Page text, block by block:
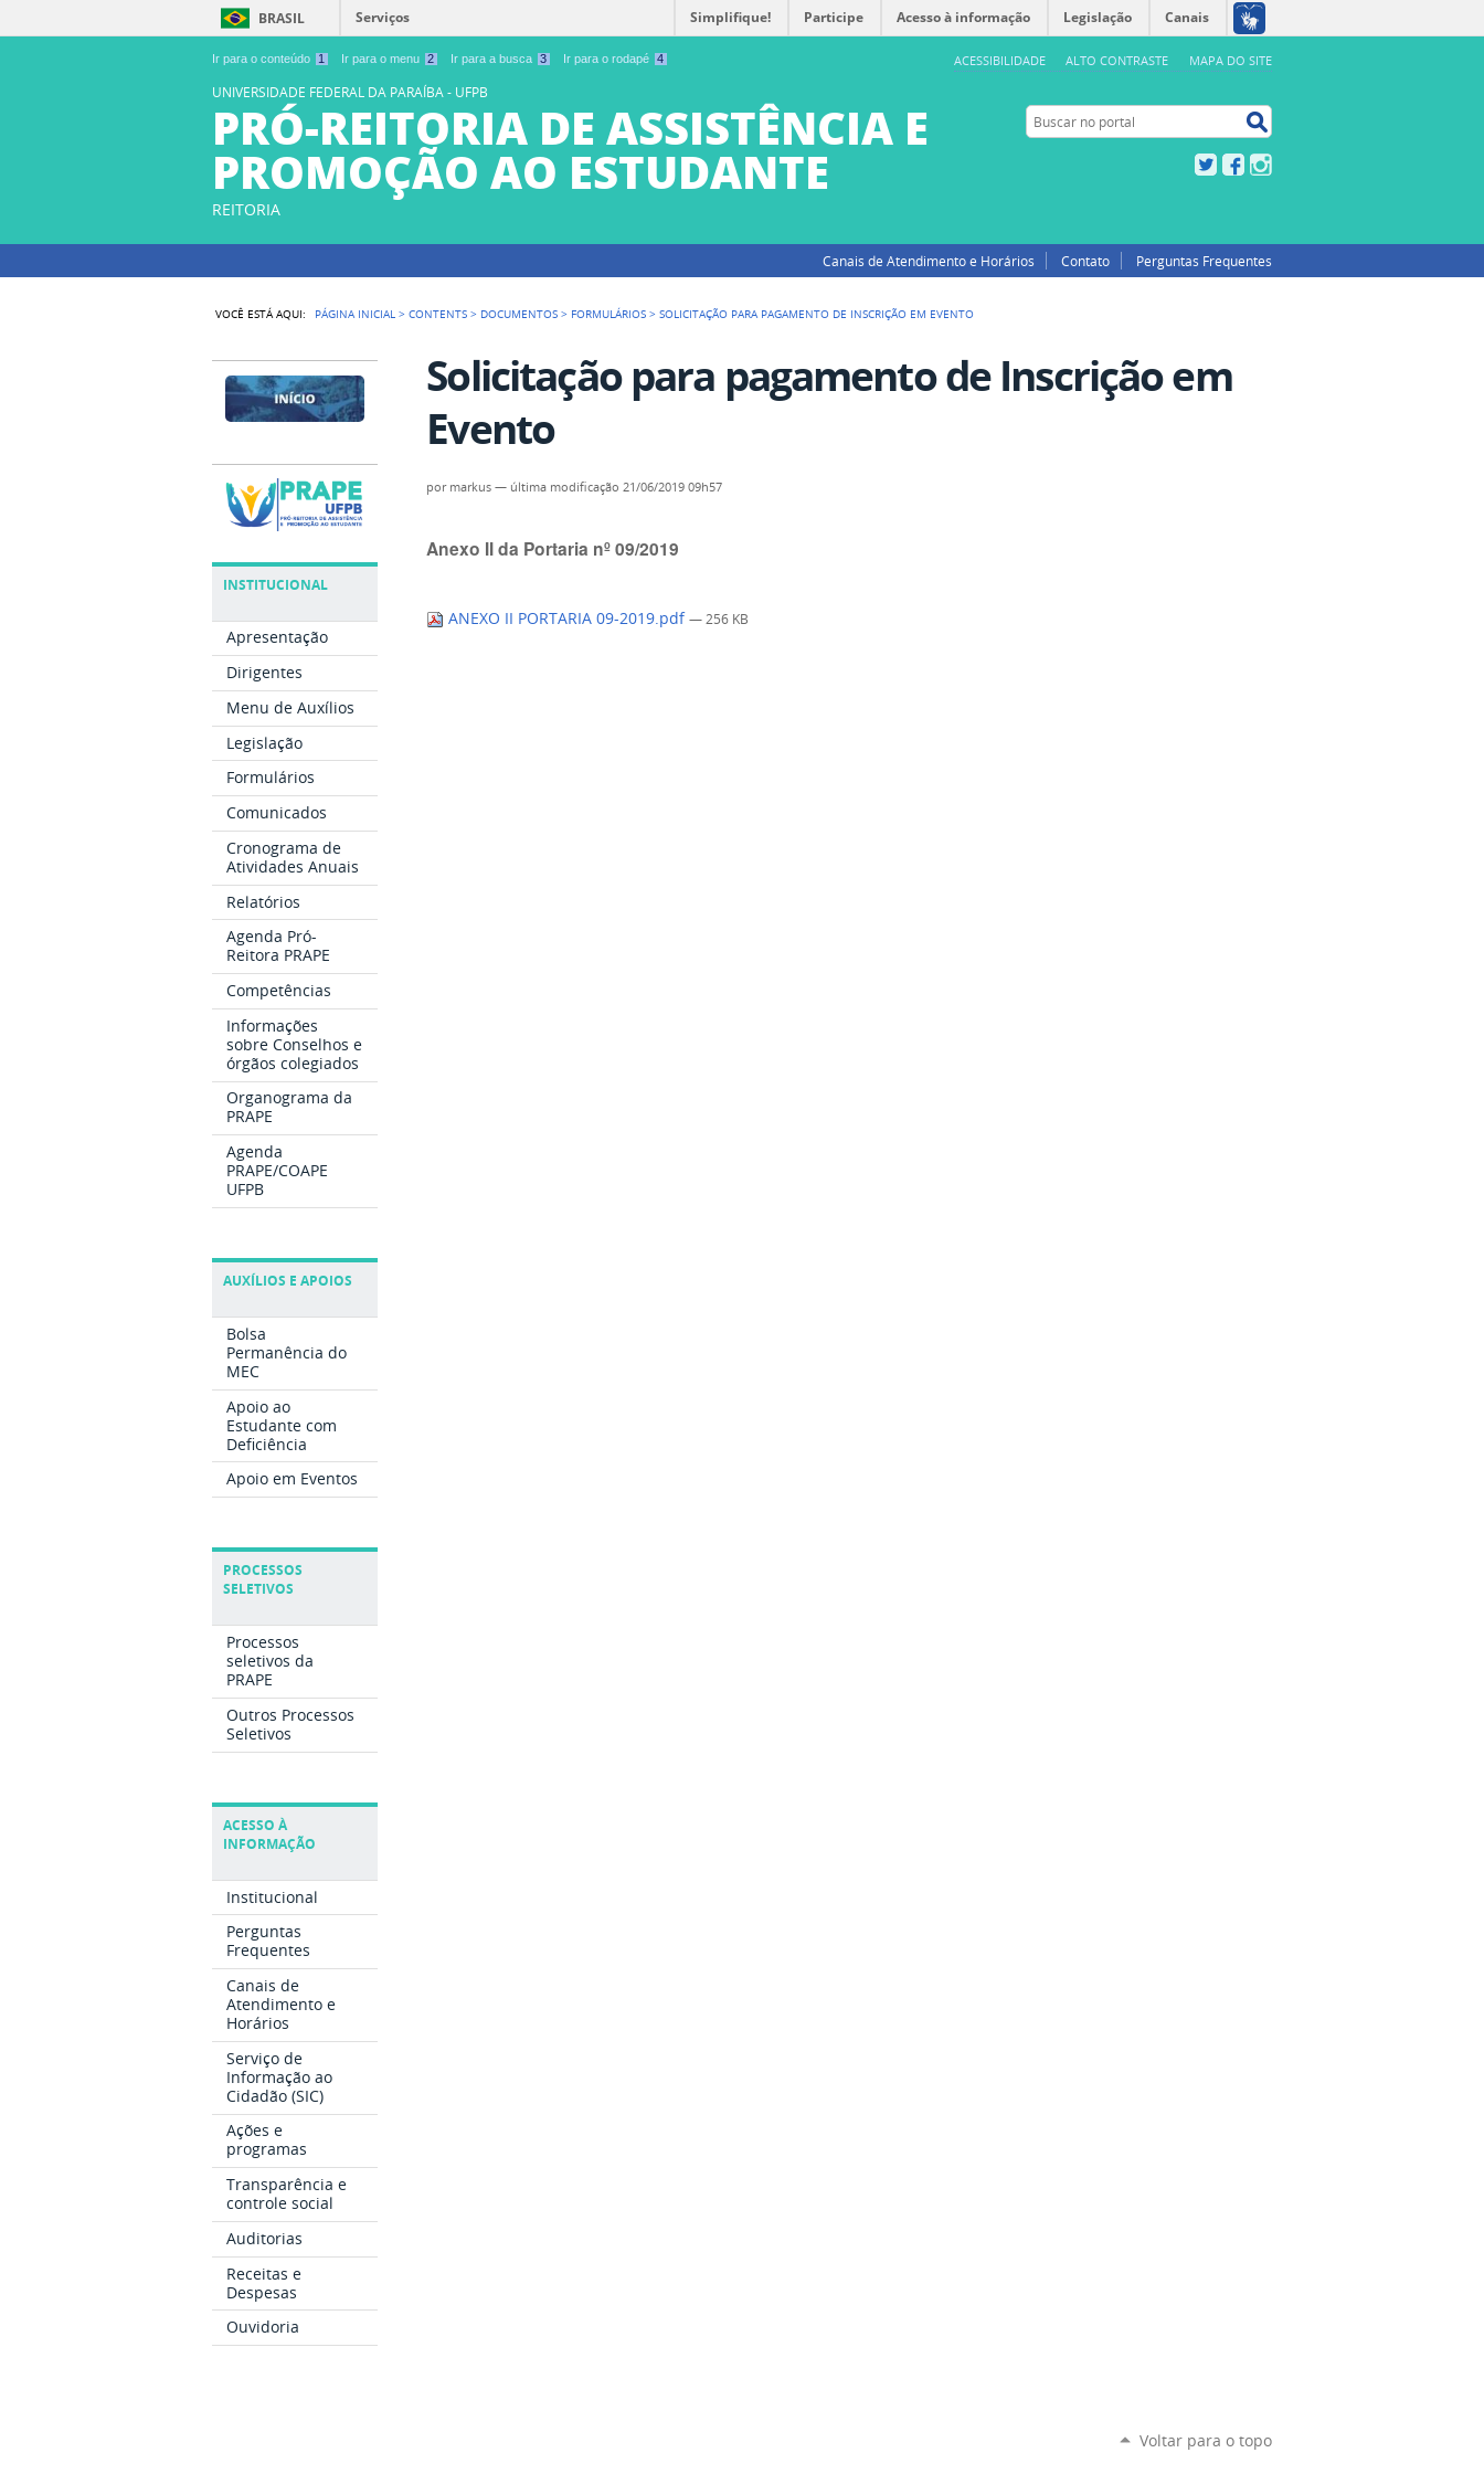
Ir para o conteúdo 1 Ir para o menu 2 Ir para a busca 3 Ir para o rodapé 4 ACESSIBILIDADE ALTO CONTRASTE MAPA DO SITE
BRASIL Serviços Simplifique! Participe Acesso à informação Legislação Canais
UNIVERSIDADE FEDERAL DA PARAÍBA - UFPB
PRÓ-REITORIA DE ASSISTÊNCIA E
PROMOÇÃO AO ESTUDANTE
REITORIA
Buscar no portal
TwitterFacebook
Canais de Atendimento e Horários Contato Perguntas Frequentes
VOCÊ ESTÁ AQUI: PÁGINA INICIAL >CONTENTS > DOCUMENTOS > FORMULÁRIOS >SOLICITAÇÃO PARA PAGAMENTO DE INSCRIÇÃO EM EVENTO
INSTITUCIONAL
Apresentação
Dirigentes
Menu de Auxílios
Legislação
Formulários
Comunicados
Cronograma de
Atividades Anuais
Relatórios
Agenda Pró-
Reitora PRAPE
Competências
Informações
sobre Conselhos e
órgãos colegiados
Organograma da
PRAPE
Agenda
PRAPE/COAPE
UFPB
AUXÍLIOS E APOIOS
Bolsa
Permanência do
MEC
Apoio ao
Estudante com
Deficiência
Apoio em Eventos
PROCESSOS
SELETIVOS
Processos
seletivos da
PRAPE
Outros Processos
Seletivos
ACESSO À
INFORMAÇÃO
Institucional
Perguntas
Frequentes
Canais de
Atendimento e
Horários
Serviço de
Informação ao
Cidadão (SIC)
Ações e
programas
Transparência e
controle social
Auditorias
Receitas e
Despesas
Ouvidoria
Solicitação para pagamento de Inscrição em
Evento
por markus — última modificação 21/06/2019 09h57
Anexo II da Portaria nº 09/2019
ANEXO II PORTARIA 09-2019.pdf— 256 KB
Voltar para o topo